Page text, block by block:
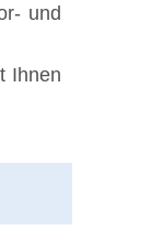
und
Ihnen